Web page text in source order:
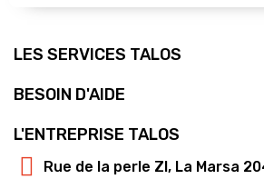
LES SERVICES TALOS
BESOIN D'AIDE
L'ENTREPRISE TALOS
Rue de la perle ZI, La Marsa